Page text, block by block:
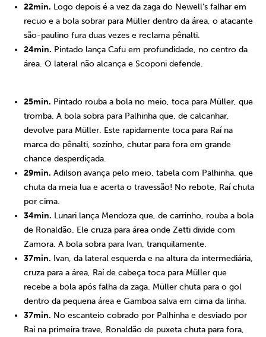
22min. Logo depois é a vez da zaga do Newell’s falhar em
recuo e a bola sobrar para Müller dentro da área, o atacante
são-paulino fura duas vezes e reclama pênalti.
24min. Pintado lança Cafu em profundidade, no centro da
área. O lateral não alcança e Scoponi defende.
25min. Pintado rouba a bola no meio, toca para Müller, que
tromba. A bola sobra para Palhinha que, de calcanhar,
devolve para Müller. Este rapidamente toca para Raí na
marca do pênalti, sozinho, chutar para fora em grande
chance desperdiçada.
29min. Adilson avança pelo meio, tabela com Palhinha, que
chuta da meia lua e acerta o travessão! No rebote, Raí chuta
por cima.
34min. Lunari lança Mendoza que, de carrinho, rouba a bola
de Ronaldão. Ele cruza para área onde Zetti divide com
Zamora. A bola sobra para Ivan, tranquilamente.
37min. Ivan, da lateral esquerda e na altura da intermediária,
cruza para a área, Raí de cabeça toca para Müller que
recebe a bola após falha da zaga. Müller chuta para o gol
dentro da pequena área e Gamboa salva em cima da linha.
37min. No escanteio cobrado por Palhinha e desviado por
Raí na primeira trave, Ronaldão de puxeta chuta para fora,